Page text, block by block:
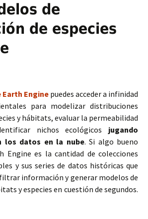
de
de especies
Earth Engine puedes acceder a infinidad
para modelizar distribuciones
y hábitats, evaluar la permeabilidad
nichos ecológicos jugando
los datos en la nube. Si algo bueno
Engine es la cantidad de colecciones
y sus series de datos históricas que
información y generar modelos de
y especies en cuestión de segundos.
ambientales para modelos de